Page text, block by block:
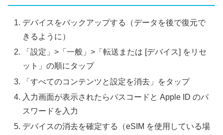
デバイスをバックアップする（データを後で復元で
きるように）
「設定」>「一般」>「転送または [デバイス] をリセ
ット」の順にタップ
「すべてのコンテンツと設定を消去」をタップ
入力画面が表示されたらパスコードと Apple ID のパ
スワードを入力
デバイスの消去を確定する（eSIM を使用している場